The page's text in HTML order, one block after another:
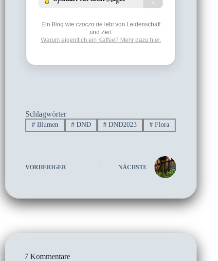
Ein Blog wie czoczo.delebt von Leidenschaft
und Zeit.
Warum eigentlich ein Kaffee? Mehr dazu hier.
Schlagwörter
#Blumen #DND # DND2023 # Flora
VORHERIGER NÄCHSTE
7 Kommentare